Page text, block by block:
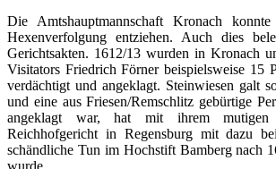
Die Amtshauptmannschaft Kronach
Hexenverfolgung entziehen. Auch dies
Gerichtsakten. 1612/13 wurden in Kronach
Visitators Friedrich Förner beispielsweise 15
verdächtigt und angeklagt. Steinwiesen galt
und eine aus Friesen/Remschlitz gebürtige
angeklagt war, hat mit ihrem
Reichhofgericht in Regensburg mit dazu
schändliche Tun im Hochstift Bamberg nach